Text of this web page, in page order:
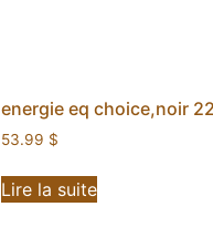
energie eq choice,noir
53.99 $
Lire la suite